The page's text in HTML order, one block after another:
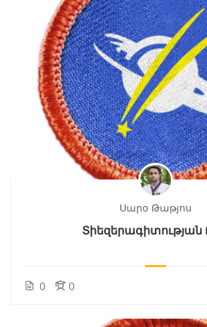
Սարօ Թաթյոս
Տիեզերագիտության
0 0